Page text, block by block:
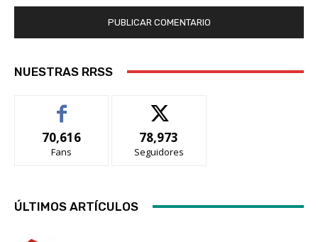
NUESTRAS RRSS
70,616
Fans
78,973
Seguidores
ÚLTIMOS ARTÍCULOS